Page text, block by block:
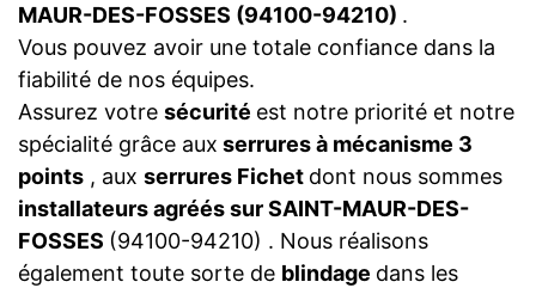
MAUR-DES-FOSSES (94100-94210) .
Vous pouvez avoir une totale confiance dans la
fiabilité de nos équipes.
Assurez votre sécurité est notre priorité et notre
spécialité grâce aux serrures à mécanisme 3
points , aux serrures Fichet dont nous sommes
installateurs agréés sur SAINT-MAUR-DES-
FOSSES (94100-94210) . Nous réalisons
également toute sorte de blindage dans les